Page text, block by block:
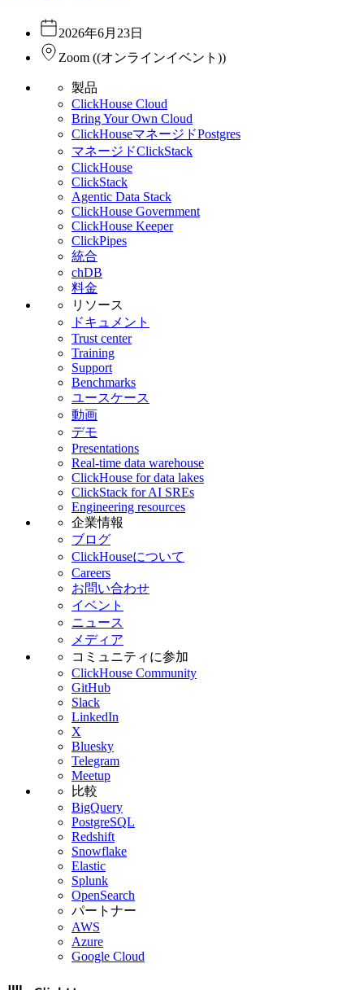
2026年6月23日
Zoom ((オンラインイベント))
製品
ClickHouse Cloud
Bring Your Own Cloud
ClickHouseマネージドPostgres
マネージドClickStack
ClickHouse
ClickStack
Agentic Data Stack
ClickHouse Government
ClickHouse Keeper
ClickPipes
統合
chDB
料金
リソース
ドキュメント
Trust center
Training
Support
Benchmarks
ユースケース
動画
デモ
Presentations
Real-time data warehouse
ClickHouse for data lakes
ClickStack for AI SREs
Engineering resources
企業情報
ブログ
ClickHouseについて
Careers
お問い合わせ
イベント
ニュース
メディア
コミュニティに参加
ClickHouse Community
GitHub
Slack
LinkedIn
X
Bluesky
Telegram
Meetup
比較
BigQuery
PostgreSQL
Redshift
Snowflake
Elastic
Splunk
OpenSearch
パートナー
AWS
Azure
Google Cloud